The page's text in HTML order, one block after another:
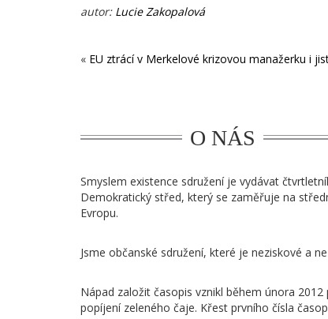
autor: Lucie Zakopalová
« EU ztrácí v Merkelové krizovou manažerku i
O NÁS
Smyslem existence sdružení je vydávat
Demokratický střed, který se zaměřuje na
Evropu.
Jsme občanské sdružení, které je neziskové a
Nápad založit časopis vznikl během února 2012
popíjení zeleného čaje. Křest prvního čísla